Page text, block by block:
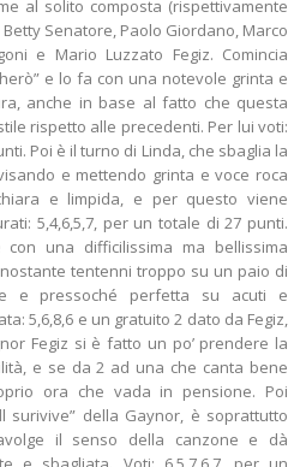
al solito composta (rispettivamente
Senatore, Paolo Giordano, Marco
e Mario Luzzato Fegiz. Comincia
e lo fa con una notevole grinta e
anche in base al fatto che questa
rispetto alle precedenti. Per lui voti:
Poi è il turno di Linda, che sbaglia la
e mettendo grinta e voce roca
e limpida, e per questo viene
5,4,6,5,7, per un totale di 27 punti.
una difficilissima ma bellissima
tentenni troppo su un paio di
e pressoché perfetta su acuti e
5,6,8,6 e un gratuito 2 dato da Fegiz,
Fegiz si è fatto un po’ prendere la
e se da 2 ad una che canta bene
ora che vada in pensione. Poi
surivive” della Gaynor, è soprattutto
il senso della canzone e dà